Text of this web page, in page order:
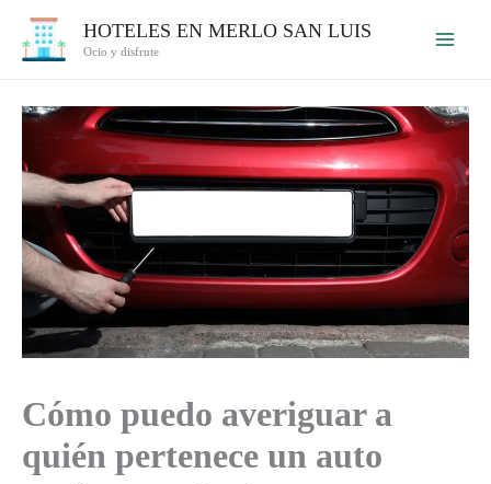
HOTELES EN MERLO SAN LUIS
Ocio y disfrute
Cómo puedo averiguar a
quién pertenece un auto